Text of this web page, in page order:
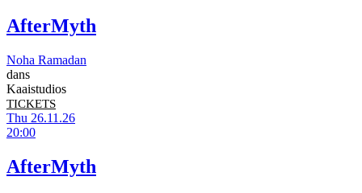
AfterMyth
Noha Ramadan
dans
Kaaistudios
TICKETS
Thu 26.11.26
20:00
AfterMyth